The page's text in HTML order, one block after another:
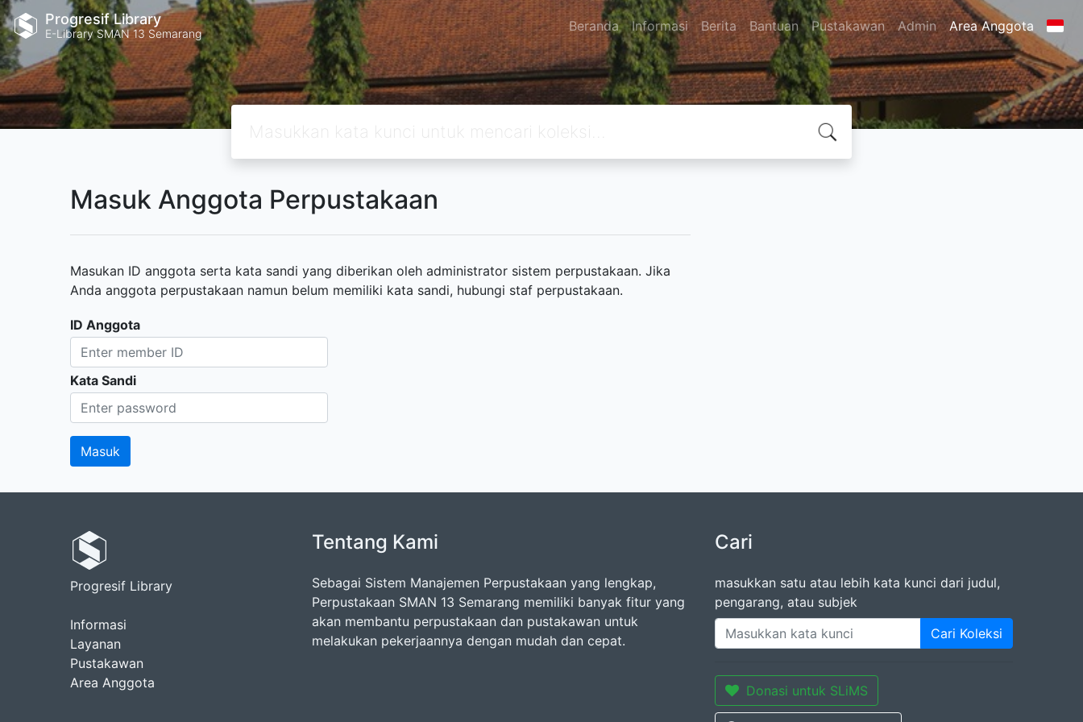
Progresif Library
E-Library SMAN 13 Semarang Beranda Informasi Berita Bantuan Pustakawan Admin Area Anggota
Masuk Anggota Perpustakaan
Masukan ID anggota serta kata sandi yang diberikan oleh administrator sistem perpustakaan. Jika
Anda anggota perpustakaan namun belum memiliki kata sandi, hubungi staf perpustakaan.
ID Anggota
Kata Sandi
Progresif Library
Informasi
Layanan
Pustakawan
Area Anggota
Tentang Kami
Sebagai Sistem Manajemen Perpustakaan yang lengkap,
Perpustakaan SMAN 13 Semarang memiliki banyak fitur yang
akan membantu perpustakaan dan pustakawan untuk
melakukan pekerjaannya dengan mudah dan cepat.
Cari
masukkan satu atau lebih kata kunci dari judul,
pengarang, atau subjek
Cari Koleksi
Donasi untuk SLiMS